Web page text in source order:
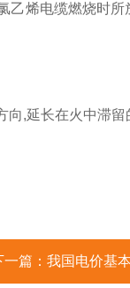
烯电缆燃烧时所
,延长在火中滞留
一篇： 我国电价基